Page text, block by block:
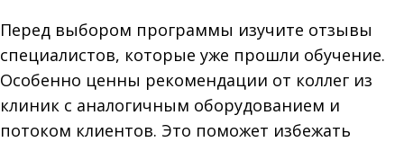
Перед выбором программы изучите отзывы
специалистов, которые уже прошли обучение.
Особенно ценны рекомендации от коллег из
клиник с аналогичным оборудованием и
потоком клиентов. Это поможет избежать